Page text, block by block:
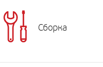
Сборка